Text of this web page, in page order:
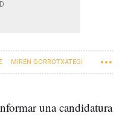
MIREN GORROTXATEGI
una candidatura